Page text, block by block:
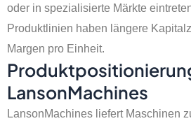
oder in spezialisierte Märkte
Produktlinien haben längere
Margen pro Einheit.
LansonMachines
LansonMachines liefert Maschinen